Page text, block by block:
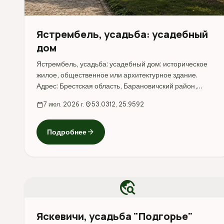
Ястрембель, усадьба: усадебный
дом
Ястрембель, усадьба: усадебный дом: историческое
жилое, общественное или архитектурное здание.
Адрес: Брестская область, Барановичский район,
calendar_today7 июл. 2026 г. location_on53.0312, 25.9592
Подробнееarrow_forward
travel_explore
Яскевичи, усадьба "Подгорье"